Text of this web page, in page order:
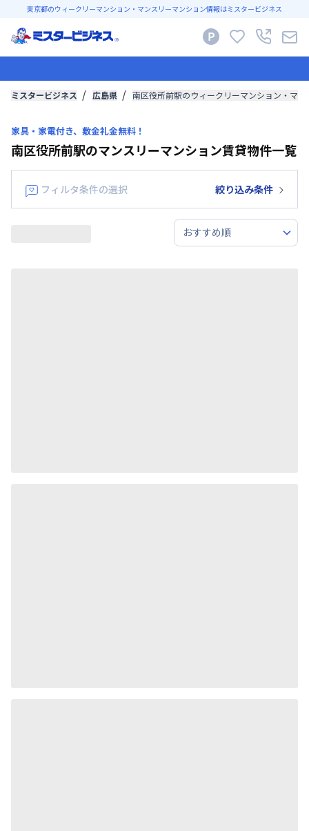
東京都のウィークリーマンション・マンスリーマンション情報はミスタービジネス
ミスタービジネス 広島県 南区役所前駅のウィークリーマンション・マ
家具・家電付き、敷金礼金無料！
南区役所前駅のマンスリーマンション賃貸物件一覧
フィルタ条件の選択 絞り込み条件